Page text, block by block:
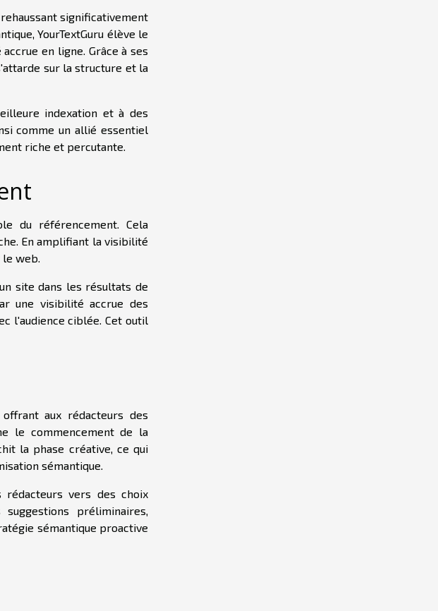
significativement
YourTextGuru élève le
en ligne. Grâce à ses
sur la structure et la
indexation et à des
comme un allié essentiel
riche et percutante.
du référencement. Cela
En amplifiant la visibilité
le web.
site dans les résultats de
une visibilité accrue des
l'audience ciblée. Cet outil
aux rédacteurs des
le commencement de la
la phase créative, ce qui
sémantique.
vers des choix
préliminaires,
sémantique proactive